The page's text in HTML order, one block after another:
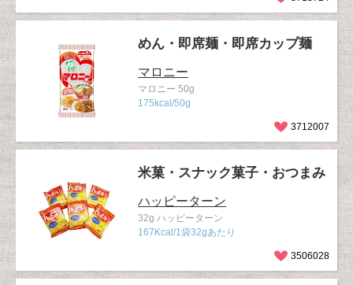
めん・即席麺・即席カップ麺
マロニー
マロニー 50g
175kcal/50g
3712007
米菓・スナック菓子・おつまみ
ハッピーターン
32g ハッピーターン
167Kcal/1袋32gあたり
3506028